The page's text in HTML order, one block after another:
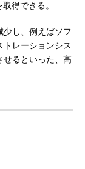
得できる。
し、例えばソフ
トレーションシス
せるといった、高